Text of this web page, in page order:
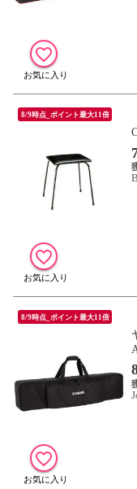
8/9時点_ポイント最大11倍
8/9時点_ポイント最大11倍